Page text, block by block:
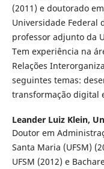
(2011) e doutorado
Universidade Federal
professor adjunto da
Tem experiência na
Relações
seguintes temas:
transformação digital
Leander Luiz Klein,
Doutor em
Santa Maria (UFSM)
UFSM (2012) e